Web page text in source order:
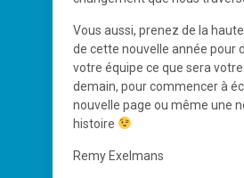
Vous aussi, prenez de la
de cette nouvelle année pour
votre équipe ce que sera
demain, pour commencer à
nouvelle page ou même une
histoire
Remy Exelmans